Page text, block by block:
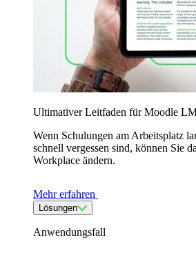
Ultimativer Leitfaden für Moodle
Wenn Schulungen am Arbeitsplatz
schnell vergessen sind, können Sie
Workplace ändern.
Mehr erfahren
Lösungen
Anwendungsfall